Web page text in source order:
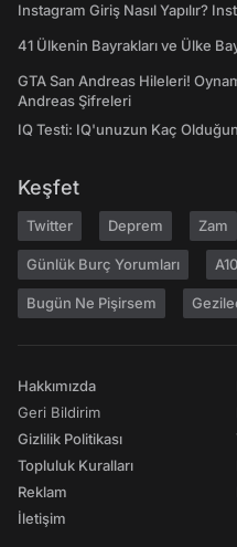
Instagram Giriş Nasıl Yapılır?
41 Ülkenin Bayrakları ve Ülke
GTA San Andreas Hileleri!
Andreas Şifreleri
IQ Testi: IQ'unuzun Kaç
Keşfet
Twitter Deprem Zam
Günlük Burç Yorumları
Bugün Ne Pişirsem
Hakkımızda
Geri Bildirim
Gizlilik Politikası
Topluluk Kuralları
Reklam
İletişim